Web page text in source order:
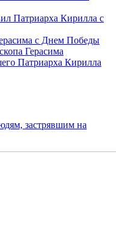
Патриарха Кирилла с
с Днем Победы
Герасима
Патриарха Кирилла
застрявшим на